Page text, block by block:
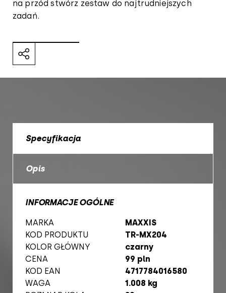
na przód stwórz zestaw do najtrudniejszych
zadań.
Specyfikacja
Opis
INFORMACJE OGÓLNE
MARKA
MAXXIS
KOD PRODUKTU
TR-MX204
KOLOR GŁÓWNY
czarny
CENA
99 pln
KOD EAN
4717784016580
WAGA
1.008 kg